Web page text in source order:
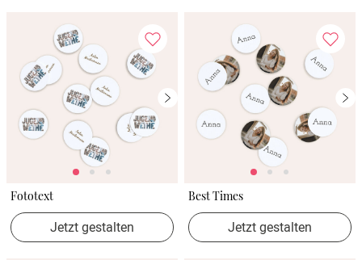
Fototext
Jetzt gestalten
Best Times
Jetzt gestalten